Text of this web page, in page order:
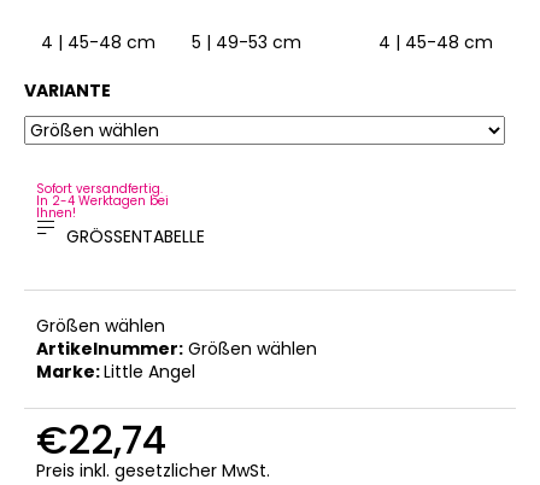
4 | 45-48 cm 5 | 49-53 cm 4 | 45-48 cm
VARIANTE
Sofort versandfertig.
In 2-4 Werktagen bei
Ihnen!
GRÖSSENTABELLE
Größen wählen
Artikelnummer: Größen wählen
Marke:Little Angel
€22,74
Preis inkl. gesetzlicher MwSt.